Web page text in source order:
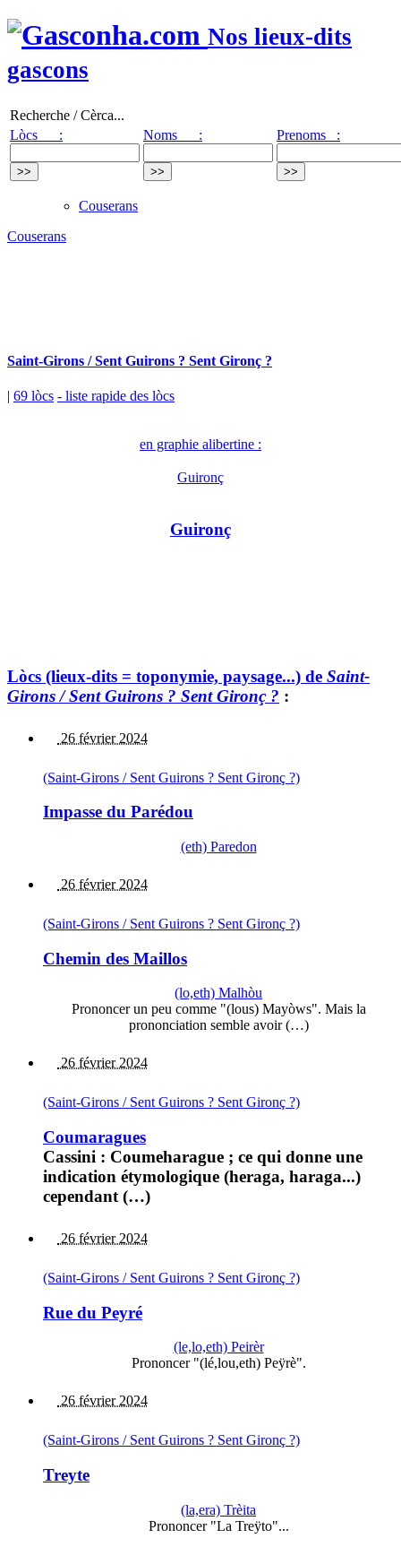
Nos lieux-dits
gascons
Recherche / Cèrca...
Lòcs :
Noms : Prenoms :
Couserans
Couserans
Saint-Girons / Sent Guirons ? Sent Gironç ?
| 69 lòcs - liste rapide des lòcs
en graphie alibertine :
Guironç
Guironç
Lòcs (lieux-dits = toponymie, paysage...) de Saint-
Girons / Sent Guirons ? Sent Gironç ? :
26 février 2024
(Saint-Girons / Sent Guirons ? Sent Gironç ?)
Impasse du Parédou
(eth) Paredon
26 février 2024
(Saint-Girons / Sent Guirons ? Sent Gironç ?)
Chemin des Maillos
(lo,eth) Malhòu
Prononcer un peu comme "(lous) Mayòws". Mais la
prononciation semble avoir (…)
26 février 2024
(Saint-Girons / Sent Guirons ? Sent Gironç ?)
Coumaragues
Cassini : Coumeharague ; ce qui donne une
indication étymologique (heraga, haraga...)
cependant (…)
26 février 2024
(Saint-Girons / Sent Guirons ? Sent Gironç ?)
Rue du Peyré
(le,lo,eth) Peirèr
Prononcer "(lé,lou,eth) Peÿrè".
26 février 2024
(Saint-Girons / Sent Guirons ? Sent Gironç ?)
Treyte
(la,era) Trèita
Prononcer "La Treÿto"...